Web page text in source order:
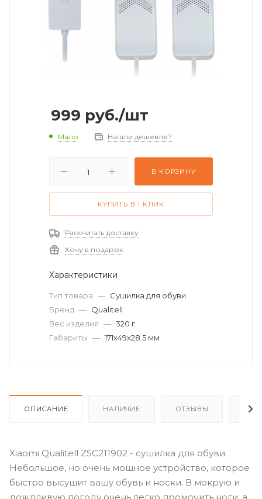
999 руб./шт
Мало Нашли дешевле?
В КОРЗИНУ
КУПИТЬ В 1 КЛИК
Рассчитать доставку
Хочу в подарок
Характеристики
Тип товара — Сушилка для обуви
Бренд — Qualitell
Вес изделия — 320 г
Габариты — 171x49x28.5 мм
ОПИСАНИЕ НАЛИЧИЕ ОТЗЫВЫ
Xiaomi Qualitell ZSC211902 - сушилка для обуви.
Небольшое, но очень мощное устройство, которое
быстро высушит вашу обувь и носки. В мокрую и